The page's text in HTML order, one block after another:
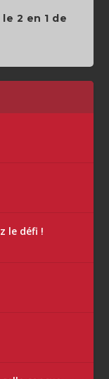
2 en 1 de
le défi !